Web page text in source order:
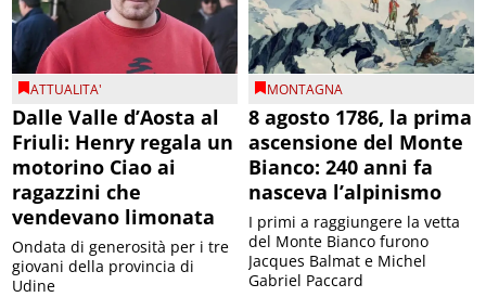
ATTUALITA'
Dalle Valle d’Aosta al
Friuli: Henry regala un
motorino Ciao ai
ragazzini che
vendevano limonata
Ondata di generosità per i tre
giovani della provincia di
Udine
MONTAGNA
8 agosto 1786, la prima
ascensione del Monte
Bianco: 240 anni fa
nasceva l’alpinismo
I primi a raggiungere la vetta
del Monte Bianco furono
Jacques Balmat e Michel
Gabriel Paccard